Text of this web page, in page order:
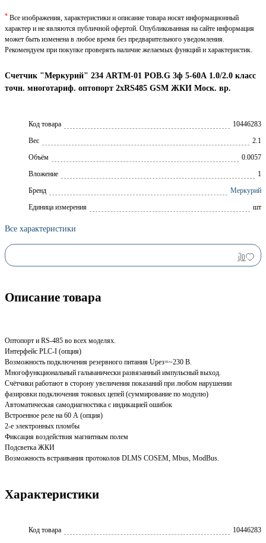
Счетчик "Меркурий" 234 ARTM-01 POВ.G 3ф 5-60А 1.0/2.0 класс
точн. многотариф. оптопорт 2хRS485 GSM ЖКИ Моск. вр.
Код товара
10446283
Вес
2.1
Объём
0.0057
Вложение
1
Брeнд
Меркурий
Единица измерения
шт
Все характеристики
* Все изображения, характеристики и описание товара носят информационный
характер и не являются публичной офертой. Опубликованная на сайте информация
может быть изменена в любое время без предварительного уведомления.
Рекомендуем при покупке проверять наличие желаемых функций и характеристик.
Описание товара
Оптопорт и RS-485 во всех моделях.
Интерфейс PLC-I (опция)
Возможность подключения резервного питания Uрез=~230 В.
Многофункциональный гальванически развязанный импульсный выход.
Счётчики работают в сторону увеличения показаний при любом нарушении
фазировки подключения токовых цепей (суммирование по модулю)
Автоматическая самодиагностика с индикацией ошибок
Bстроенное реле на 60 А (опция)
2-е электронных пломбы
Фиксация воздействия магнитным полем
Подсветка ЖКИ
Возможность встраивания протоколов DLMS COSEM, Mbus, ModBus.
Характеристики
Код товара
10446283